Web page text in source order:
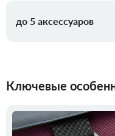
до 5 аксессуаров
Ключевые